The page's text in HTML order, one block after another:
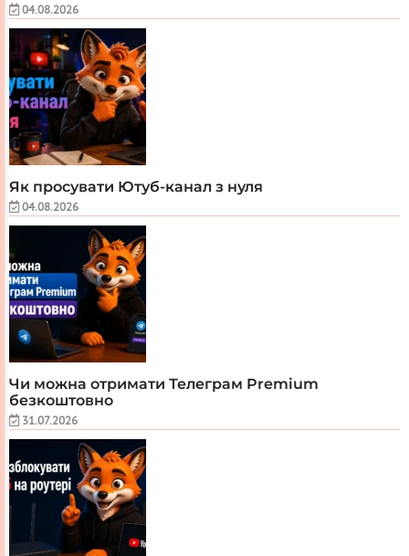
04.08.2026
Як просувати Ютуб-канал з нуля
04.08.2026
Чи можна отримати Телеграм Premium
безкоштовно
31.07.2026